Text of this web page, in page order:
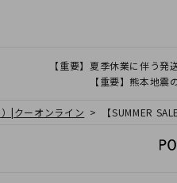
【重要】夏季休業に伴う
【重要】熊本地
|クーオンライン 【SUMMER